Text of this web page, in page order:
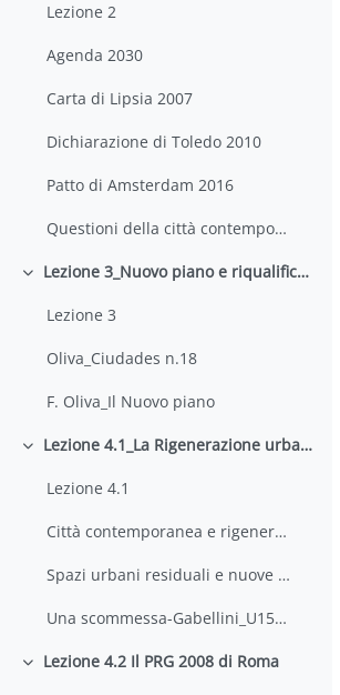
Lezione 2
Agenda 2030
Carta di Lipsia 2007
Dichiarazione di Toledo 2010
Patto di Amsterdam 2016
Questioni della città contemporanea- Marcelloni
Minimizza Lezione 3_Nuovo piano e riqualificazione urbana
Lezione 3
Oliva_Ciudades n.18
F. Oliva_Il Nuovo piano
Minimizza Lezione 4.1_La Rigenerazione urbana
Lezione 4.1
Città contemporanea e rigenerazione urbana. Temi, azioni, strumenti_Galuzzi-Vitillo-2018
Spazi urbani residuali e nuove comunità di pratiche sociali_Galuzzi et al.-2019
Una scommessa-Gabellini_U157-2016
Minimizza
Lezione 4.2 Il PRG 2008 di Roma